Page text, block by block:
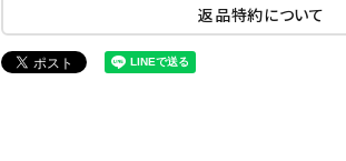
返品特約について